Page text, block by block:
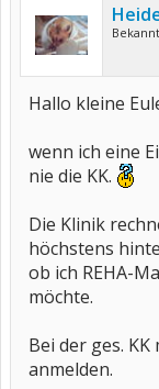
Hallo kleine
wenn ich eine
nie die KK.
Die Klinik
höchstens
ob ich REHA-
möchte.
Bei der ges.
anmelden.